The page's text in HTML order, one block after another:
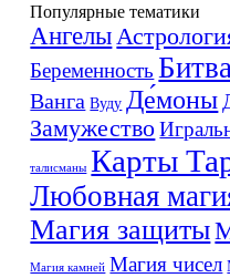
Популярные тематики
Ангелы
Беременность
Ванга Вуду Де́моны
Замужество
талисманы Карты
Любовная
Магия защиты
Магия камней Магия чисел